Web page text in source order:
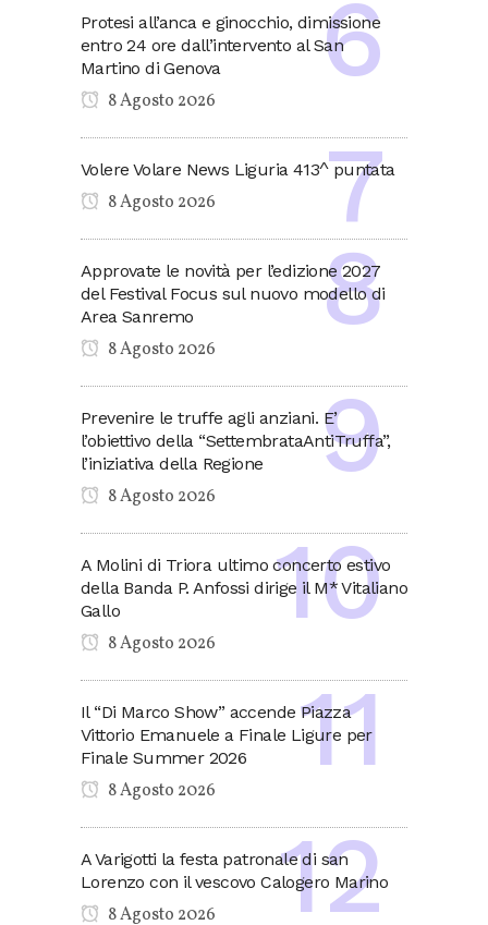
Protesi all’anca e ginocchio, dimissione
entro 24 ore dall’intervento al San
Martino di Genova
8 Agosto 2026
Volere Volare News Liguria 413^ puntata
8 Agosto 2026
Approvate le novità per l’edizione 2027
del Festival Focus sul nuovo modello di
Area Sanremo
8 Agosto 2026
Prevenire le truffe agli anziani. E’
l’obiettivo della “SettembrataAntiTruffa”,
l’iniziativa della Regione
8 Agosto 2026
A Molini di Triora ultimo concerto estivo
della Banda P. Anfossi dirige il M* Vitaliano
Gallo
8 Agosto 2026
Il “Di Marco Show” accende Piazza
Vittorio Emanuele a Finale Ligure per
Finale Summer 2026
8 Agosto 2026
A Varigotti la festa patronale di san
Lorenzo con il vescovo Calogero Marino
8 Agosto 2026